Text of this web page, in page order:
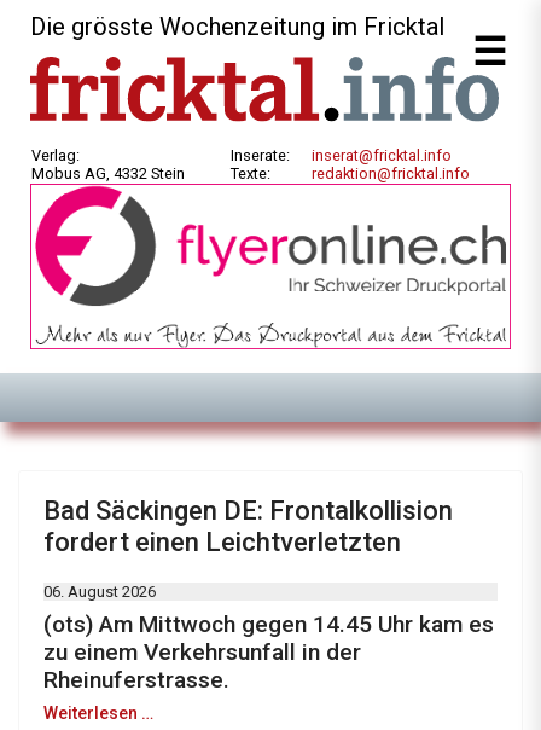
Die grösste Wochenzeitung im Fricktal
Verlag:
Mobus AG, 4332 Stein
Inserate:
Texte:
inserat@fricktal.info
redaktion@fricktal.info
Bad Säckingen DE: Frontalkollision
fordert einen Leichtverletzten
06. August 2026
(ots) Am Mittwoch gegen 14.45 Uhr kam es
zu einem Verkehrsunfall in der
Rheinuferstrasse.
Weiterlesen …